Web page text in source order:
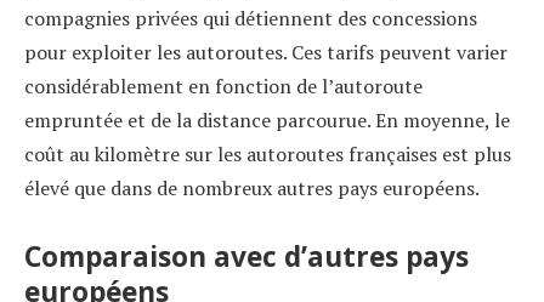
compagnies privées qui détiennent des concessions
pour exploiter les autoroutes. Ces tarifs peuvent varier
considérablement en fonction de l’autoroute
empruntée et de la distance parcourue. En moyenne, le
coût au kilomètre sur les autoroutes françaises est plus
élevé que dans de nombreux autres pays européens.
Comparaison avec d’autres pays
européens